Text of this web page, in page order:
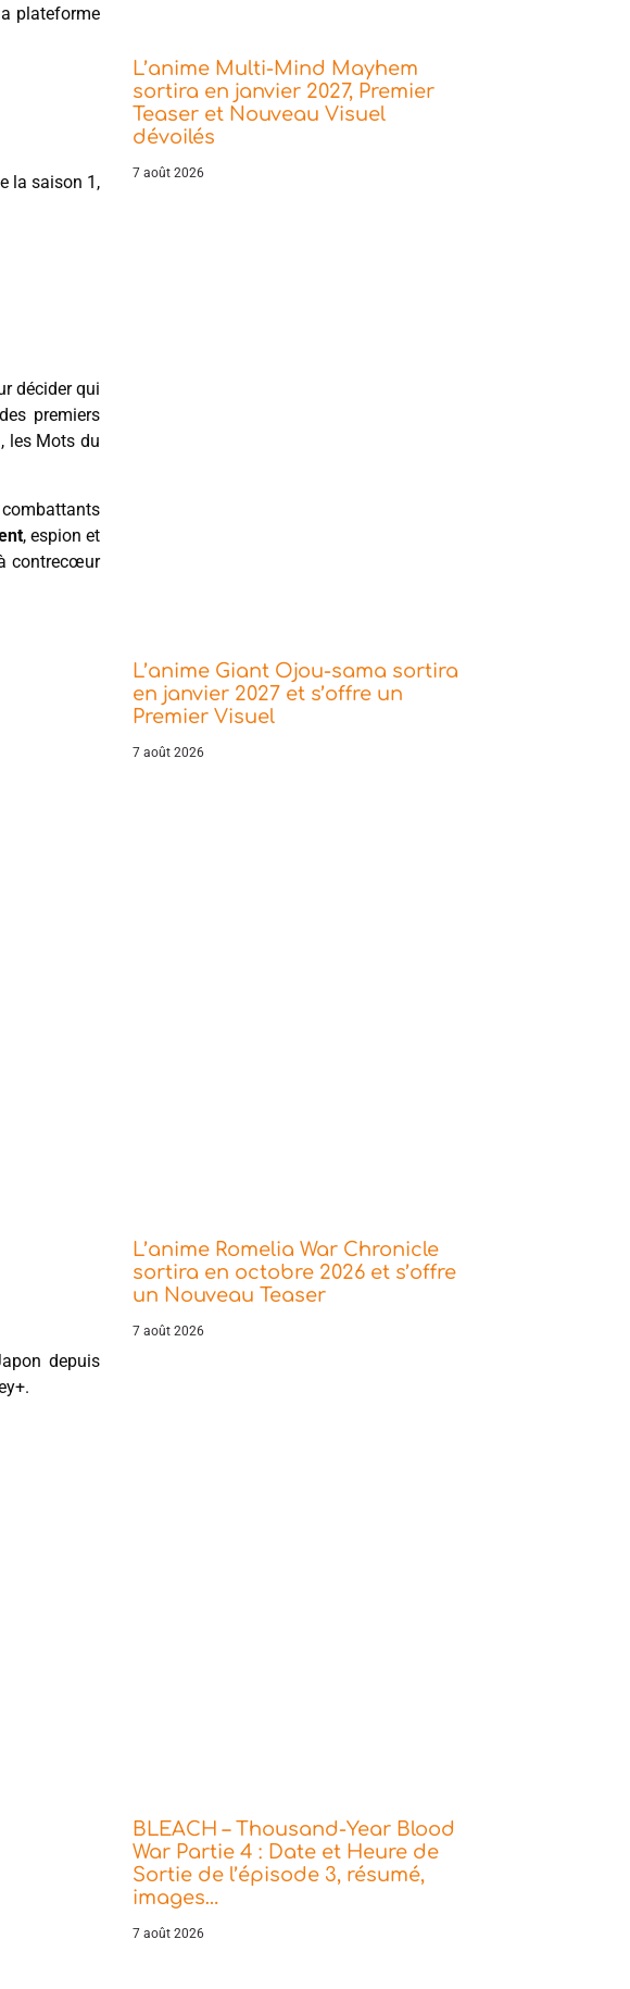
plateforme
la saison 1,
décider qui
premiers
, les Mots du
, espion et
contrecœur
depuis
L’anime Multi-Mind Mayhem
sortira en janvier 2027, Premier
Teaser et Nouveau Visuel
dévoilés
7 août 2026
L’anime Giant Ojou-sama sortira
en janvier 2027 et s’offre un
Premier Visuel
7 août 2026
L’anime Romelia War Chronicle
sortira en octobre 2026 et s’offre
un Nouveau Teaser
7 août 2026
BLEACH – Thousand-Year Blood
War Partie 4 : Date et Heure de
Sortie de l’épisode 3, résumé,
images…
7 août 2026